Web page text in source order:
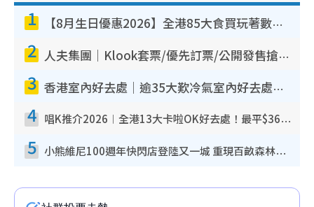
1 【8月生日優惠2026】全港85大食買玩著數攻略 自助餐/火鍋放題同行免費＋誠品/DONKI送現金券
2 人夫集團｜Klook套票/優先訂票/公開發售搶飛攻略！附票價.購票連結.場地座位表
3 香港室內好去處｜逾35大歎冷氣室內好去處推介 室內活動免費避雨無懼落雨
4 唱K推介2026︱全港13大卡啦OK好去處！最平$36起 日文K都有！(附地址+收費詳情)
5 小熊維尼100週年快閃店登陸又一城 重現百畝森林經典場景／獨家限定盲盒登場／專屬DIY香水